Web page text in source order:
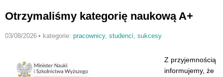
Otrzymaliśmy kategorię naukową A+
03/08/2026 • kategorie: pracownicy, studenci, sukcesy
Z przyjemnością
informujemy, że